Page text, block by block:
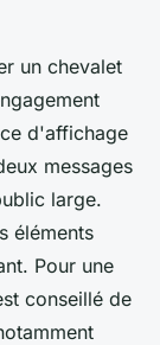
un chevalet
d'affichage
messages
large.
éléments
Pour une
conseillé de